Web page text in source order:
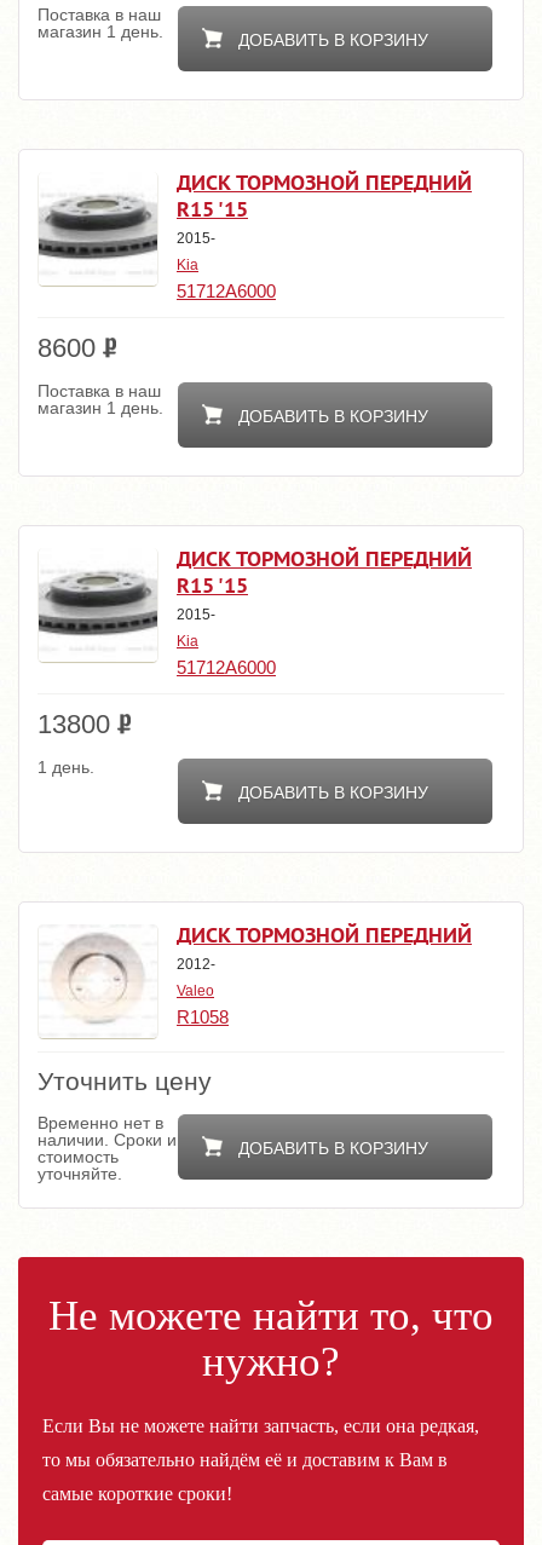
ДОБАВИТЬ В КОРЗИНУ
Поставка в наш
магазин 1 день.
ДИСК ТОРМОЗНОЙ ПЕРЕДНИЙ
R15 '15
2015-
Kia
51712A6000
8600
ДОБАВИТЬ В КОРЗИНУ
Поставка в наш
магазин 1 день.
ДИСК ТОРМОЗНОЙ ПЕРЕДНИЙ
R15 '15
2015-
Kia
51712A6000
13800
ДОБАВИТЬ В КОРЗИНУ
1 день.
ДИСК ТОРМОЗНОЙ ПЕРЕДНИЙ
2012-
Valeo
R1058
Уточнить цену
ДОБАВИТЬ В КОРЗИНУ
Временно нет в
наличии. Сроки и
стоимость
уточняйте.
Не можете найти то, что
нужно?
Если Вы не можете найти запчасть, если она редкая,
то мы обязательно найдём её и доставим к Вам в
самые короткие сроки!